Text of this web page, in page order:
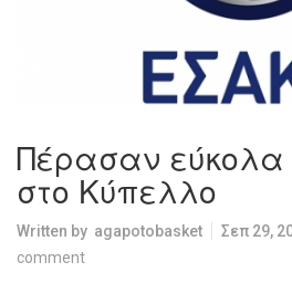
Πέρασαν
στο Κύπελλο
Written by agapotobasket Σεπ 29,
comment